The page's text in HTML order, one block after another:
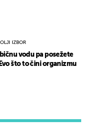
IZBOR
vodu pa posežete
što to čini organizmu